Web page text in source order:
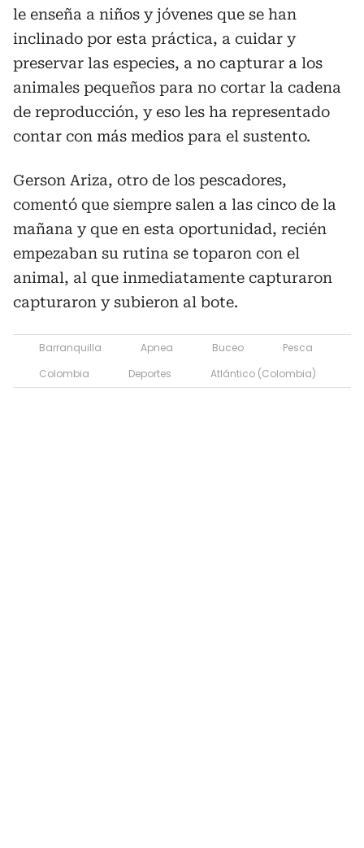
le enseña a niños y jóvenes que se han
inclinado por esta práctica, a cuidar y
preservar las especies, a no capturar a los
animales pequeños para no cortar la cadena
de reproducción, y eso les ha representado
contar con más medios para el sustento.
Gerson Ariza, otro de los pescadores,
comentó que siempre salen a las cinco de la
mañana y que en esta oportunidad, recién
empezaban su rutina se toparon con el
animal, al que inmediatamente capturaron
capturaron y subieron al bote.
Barranquilla Apnea Buceo
Pesca
Colombia
Deportes Atlántico (Colombia)